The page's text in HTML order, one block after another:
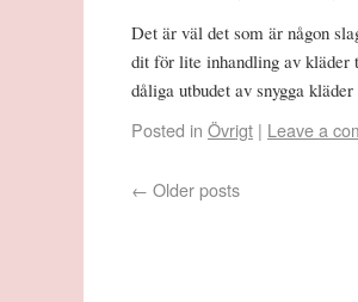
Det är väl det som är någon
dit för lite inhandling av kläder
dåliga utbudet av snygga
Posted in Övrigt | Leave a
← Older posts